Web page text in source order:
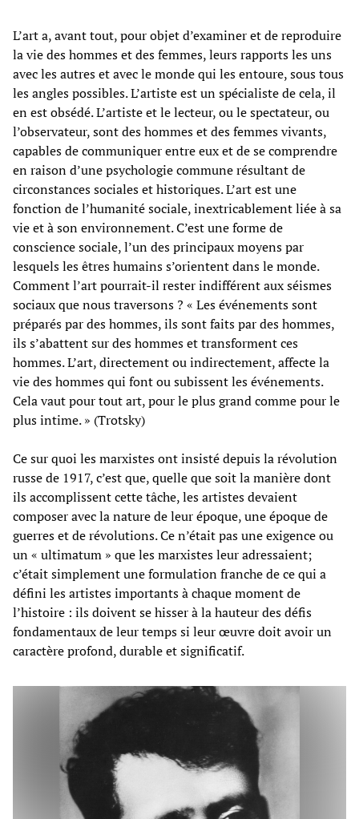
L’art a, avant tout, pour objet d’examiner et de reproduire
la vie des hommes et des femmes, leurs rapports les uns
avec les autres et avec le monde qui les entoure, sous tous
les angles possibles. L’artiste est un spécialiste de cela, il
en est obsédé. L’artiste et le lecteur, ou le spectateur, ou
l’observateur, sont des hommes et des femmes vivants,
capables de communiquer entre eux et de se comprendre
en raison d’une psychologie commune résultant de
circonstances sociales et historiques. L’art est une
fonction de l’humanité sociale, inextricablement liée à sa
vie et à son environnement. C’est une forme de
conscience sociale, l’un des principaux moyens par
lesquels les êtres humains s’orientent dans le monde.
Comment l’art pourrait-il rester indifférent aux séismes
sociaux que nous traversons ? « Les événements sont
préparés par des hommes, ils sont faits par des hommes,
ils s’abattent sur des hommes et transforment ces
hommes. L’art, directement ou indirectement, affecte la
vie des hommes qui font ou subissent les événements.
Cela vaut pour tout art, pour le plus grand comme pour le
plus intime. » (Trotsky)
Ce sur quoi les marxistes ont insisté depuis la révolution
russe de 1917, c’est que, quelle que soit la manière dont
ils accomplissent cette tâche, les artistes devaient
composer avec la nature de leur époque, une époque de
guerres et de révolutions. Ce n’était pas une exigence ou
un « ultimatum » que les marxistes leur adressaient;
c’était simplement une formulation franche de ce qui a
défini les artistes importants à chaque moment de
l’histoire : ils doivent se hisser à la hauteur des défis
fondamentaux de leur temps si leur œuvre doit avoir un
caractère profond, durable et significatif.